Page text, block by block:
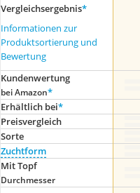
Vergleichsergebnis*
Informationen zur
Produktsortierung und
Bewertung
Kundenwertung
bei Amazon*
Erhältlich bei*
Preis­vergleich
Sorte
Zuchtform
Mit Topf
Durchmesser